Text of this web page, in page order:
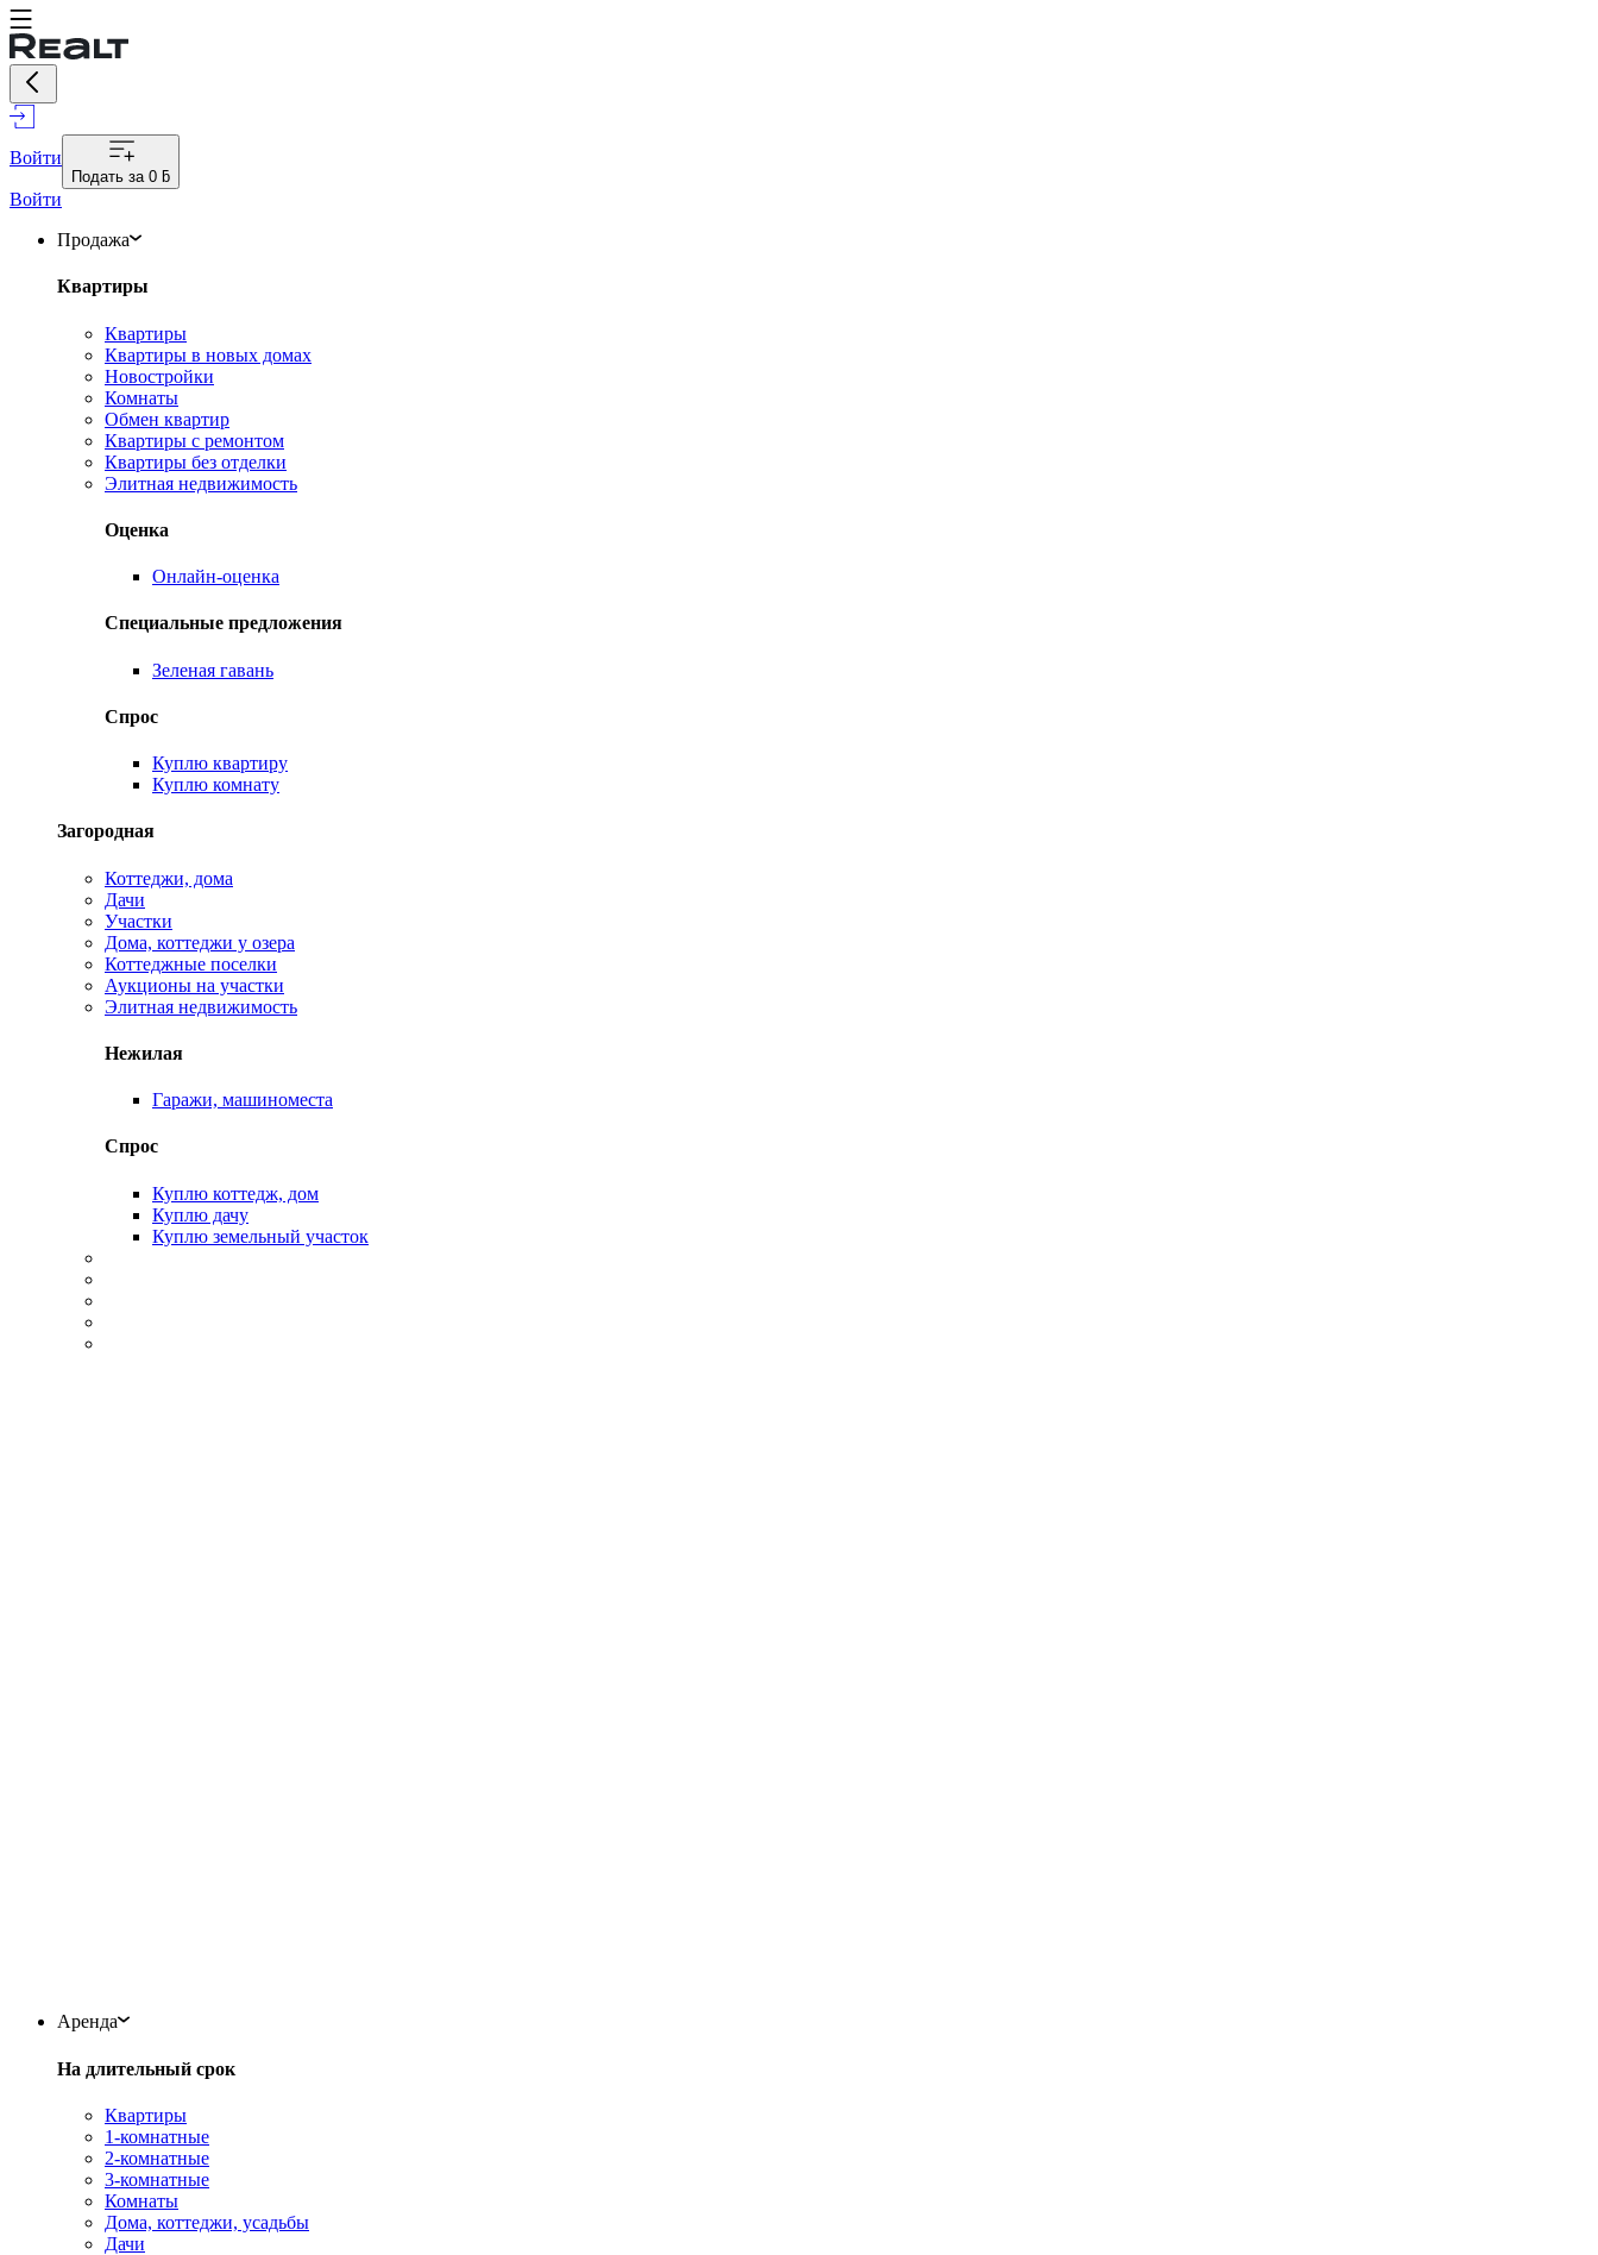
Войти
Подать за 0 ƃ
Войти
Продажа
Квартиры
Квартиры
Квартиры в новых домах
Новостройки
Комнаты
Обмен квартир
Квартиры с ремонтом
Квартиры без отделки
Элитная недвижимость
Оценка
Онлайн-оценка
Специальные предложения
Зеленая гавань
Спрос
Куплю квартиру
Куплю комнату
Загородная
Коттеджи, дома
Дачи
Участки
Дома, коттеджи у озера
Коттеджные поселки
Аукционы на участки
Элитная недвижимость
Нежилая
Гаражи, машиноместа
Спрос
Куплю коттедж, дом
Куплю дачу
Куплю земельный участок
Аренда
На длительный срок
Квартиры
1-комнатные
2-комнатные
3-комнатные
Комнаты
Дома, коттеджи, усадьбы
Дачи